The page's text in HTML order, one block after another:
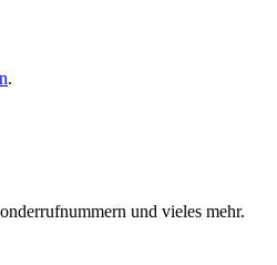
.
und vieles mehr.